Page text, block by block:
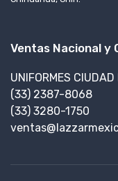
Ventas Nacional y
UNIFORMES
(33) 2387-8068
(33) 3280-1750